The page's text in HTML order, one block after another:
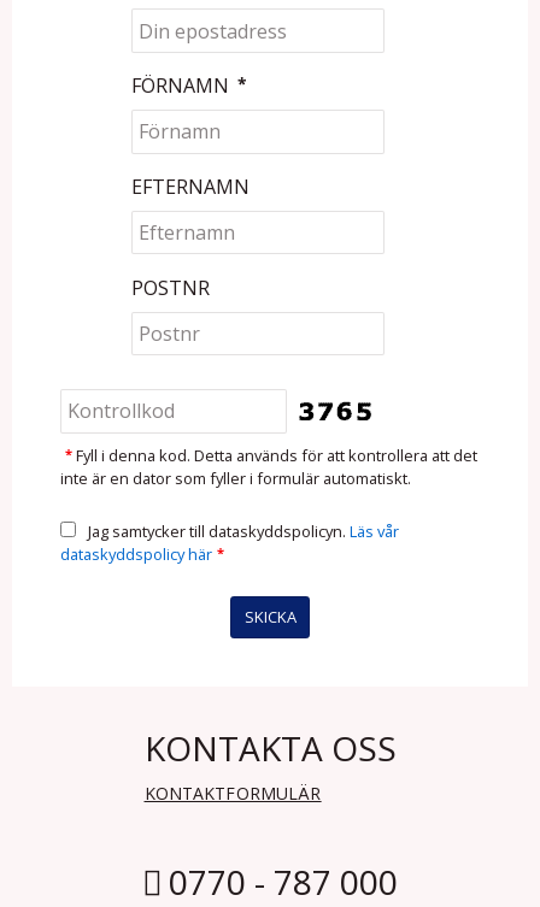
FÖRNAMN *
EFTERNAMN
POSTNR
* Fyll i denna kod. Detta används för att kontrollera att det
inte är en dator som fyller i formulär automatiskt.
Jag samtycker till dataskyddspolicyn. Läs vår
dataskyddspolicy här *
KONTAKTA OSS
KONTAKTFORMULÄR
0770 - 787 000